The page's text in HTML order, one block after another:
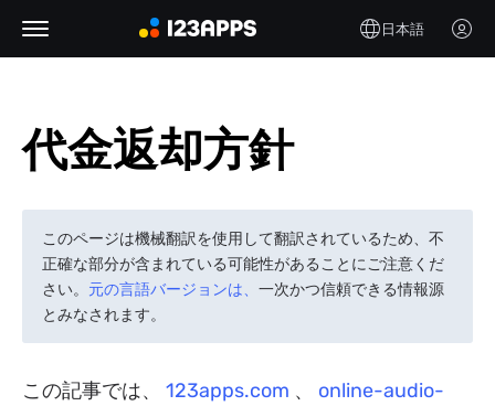
日本語
代金返却方針
このページは機械翻訳を使用して翻訳されているため、不
正確な部分が含まれている可能性があることにご注意くだ
さい。 元の言語バージョンは、 一次かつ信頼できる情報源
とみなされます。
この記事では、 123apps.com 、 online-audio-